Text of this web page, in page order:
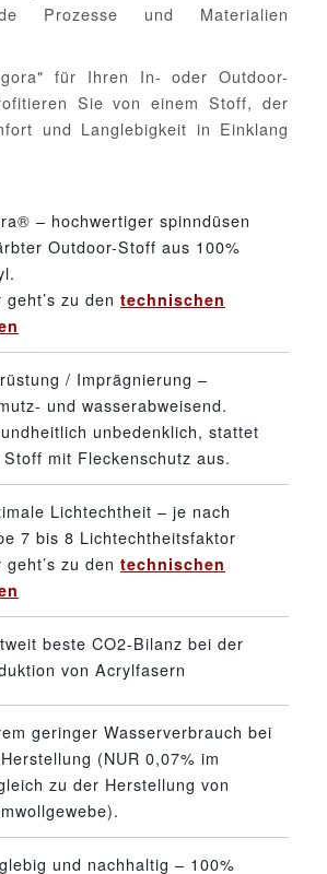
Prozesse und Materialien
für Ihren In- oder Outdoor-
Sie von einem Stoff, der
und Langlebigkeit in Einklang
– hochwertiger spinndüsen
Outdoor-Stoff aus 100%
geht’s zu den technischen
/ Imprägnierung –
und wasserabweisend.
unbedenklich, stattet
mit Fleckenschutz aus.
Lichtechtheit – je nach
7 bis 8 Lichtechtheitsfaktor
geht’s zu den technischen
beste CO2-Bilanz bei der
von Acrylfasern
geringer Wasserverbrauch bei
(NUR 0,07% im
zu der Herstellung von
und nachhaltig – 100%